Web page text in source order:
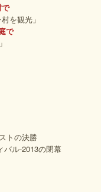
で
観光」
で
の決勝
‐2013の閉幕